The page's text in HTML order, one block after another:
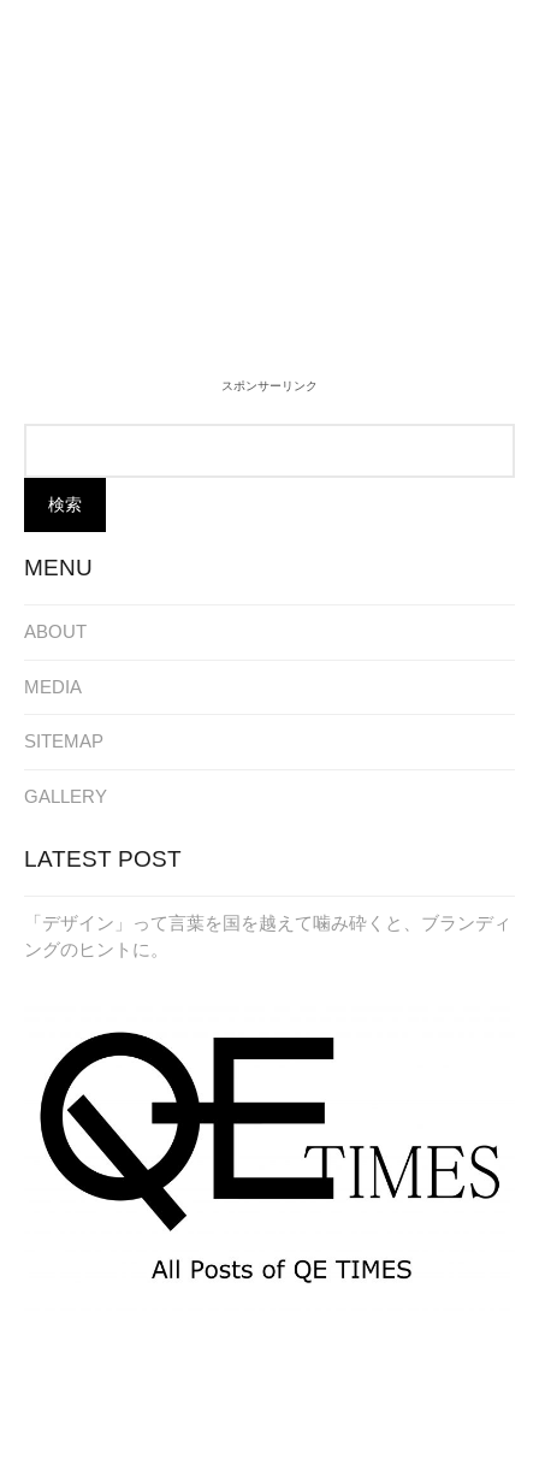
スポンサーリンク
MENU
ABOUT
MEDIA
SITEMAP
GALLERY
LATEST POST
「デザイン」って言葉を国を越えて噛み砕くと、ブランディ
ングのヒントに。